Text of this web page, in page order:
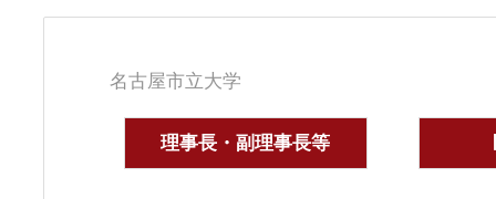
名古屋市立大学
理事長・副理事長等